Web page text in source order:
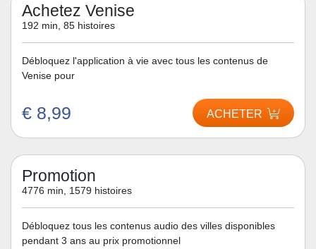
Achetez Venise
192 min, 85 histoires
Débloquez l'application à vie avec tous les contenus de
Venise pour
€ 8,99 ACHETER
Promotion
4776 min, 1579 histoires
Débloquez tous les contenus audio des villes disponibles
pendant 3 ans au prix promotionnel